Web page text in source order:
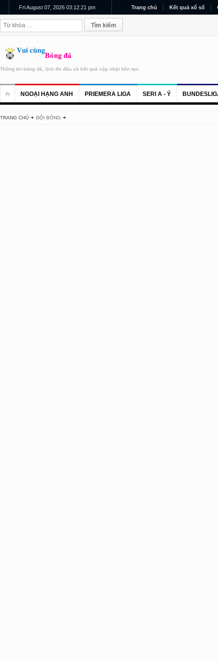
Fri August 07, 2026 03:12:22 pm Trang chủ Kết quả xổ số
Thông tin bóng đá, lịch thi đấu và kết quả cập nhật liên tục.
NGOẠI HẠNG ANH PRIEMERA LIGA SERI A - Ý
TRANG CHỦ ĐỘI BÓNG